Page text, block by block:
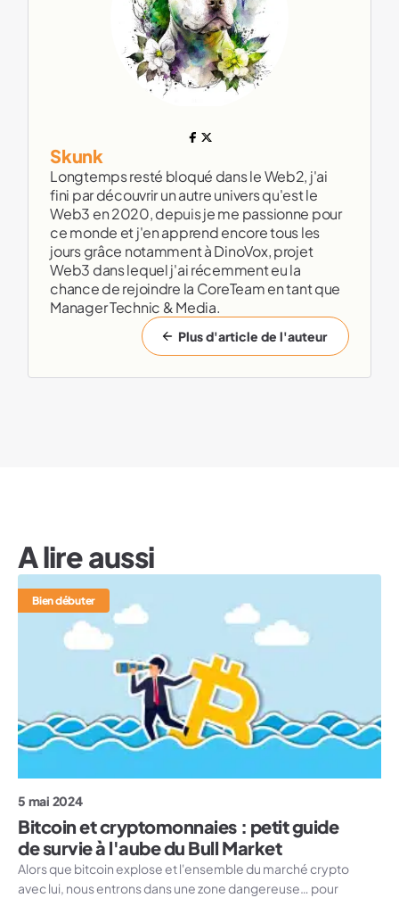
Skunk
Longtemps resté bloqué dans le Web2, j'ai
fini par découvrir un autre univers qu'est le
Web3 en 2020, depuis je me passionne pour
ce monde et j'en apprend encore tous les
jours grâce notamment à DinoVox, projet
Web3 dans lequel j'ai récemment eu la
chance de rejoindre la CoreTeam en tant que
Manager Technic & Media.
Plus d'article de l'auteur
A lire aussi
Bien débuter
5 mai 2024
Bitcoin et cryptomonnaies : petit guide
de survie à l'aube du Bull Market
Alors que bitcoin explose et l'ensemble du marché crypto
avec lui, nous entrons dans une zone dangereuse… pour